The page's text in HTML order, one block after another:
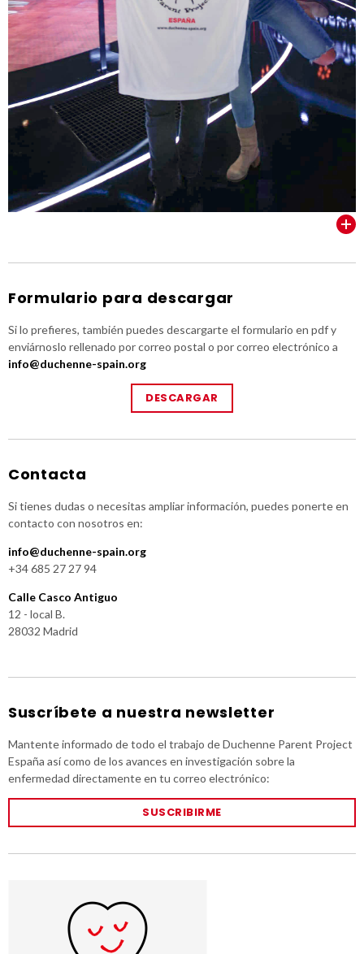
Formulario para descargar
Si lo prefieres, también puedes descargarte el formulario en pdf y
enviárnoslo rellenado por correo postal o por correo electrónico a
info@duchenne-spain.org
DESCARGAR
Contacta
Si tienes dudas o necesitas ampliar información, puedes ponerte en
contacto con nosotros en:
info@duchenne-spain.org
+34 685 27 27 94
Calle Casco Antiguo
12 - local B.
28032 Madrid
Suscríbete a nuestra newsletter
Mantente informado de todo el trabajo de Duchenne Parent Project
España así como de los avances en investigación sobre la
enfermedad directamente en tu correo electrónico:
SUSCRIBIRME